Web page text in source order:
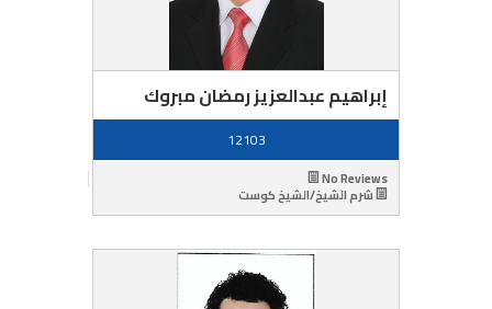
إبراهيم عبدالعزيز رمضان مبروك
12103
No Reviews
شرم الشيخ/الشيخ كوست